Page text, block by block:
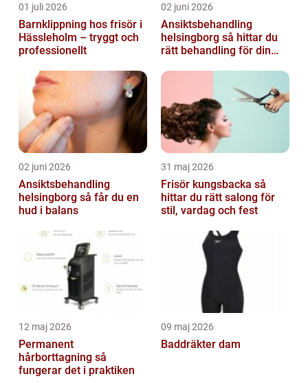
01 juli 2026
Barnklippning hos frisör i
Hässleholm – tryggt och
professionellt
02 juni 2026
Ansiktsbehandling
helsingborg så hittar du
rätt behandling för din
02 juni 2026
Ansiktsbehandling
helsingborg så får du en
hud i balans
31 maj 2026
Frisör kungsbacka så
hittar du rätt salong för
stil, vardag och fest
12 maj 2026
Permanent
hårborttagning så
fungerar det i praktiken
09 maj 2026
Baddräkter dam